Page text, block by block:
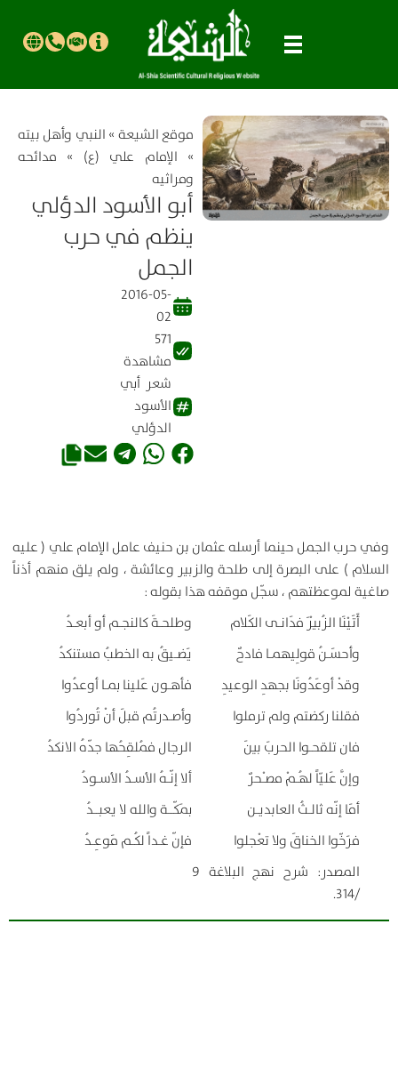
موقع الشیعة » النبي وأهل بيته
» الإمام علي (ع) » مدائحه
ومراثيه
أبو الأسود الدؤلي
ينظم في حرب
الجمل
2016-05-
02
571
مشاهدة
شعر أبي
الأسود
الدؤلي
وفي حرب الجمل حينما أرسله عثمان بن حنيف عامل الإمام علي ( عليه
السلام ) على البصرة إلى طلحة والزبير وعائشة ، ولم يلق منهم أذناً
صاغية لموعظتهم ، سجّل موقفه هذا بقوله :
وطلحـةَ كالنجـم أو أبعـدُ
يَضـيقُ به الخطبُ مستنكدُ
فأهـون عَلينا بمـا أوعدُوا
وأصـدرتُم قبلَ أنْ تُوردُوا
الرجال فمُلقِحُها جدّهُ الانكدُ
ألا إنّـهُ الأسـدُ الأسـودُ
بمَكّــة والله لا يعبــدُ
فإنّ غـداً لكُـم مَوعِـدُ
أَتَيْنَا الزُبيْرَ فدَانـى الكَلام
وأحسَـنُ قولِيهمـا فادحٌ
وقدْ أوعَدُونَا بجهدِ الوعيدِ
فقلنا ركضتم ولم ترملوا
فان تلقحـوا الحربَ بينَ
وإنَّ عَليّاً لهُـمْ مصـْحرٌ
أمَا إنّه ثالـثُ العابديـن
فرَخّوا الخناقَ ولا تعْجلوا
المصدر: شرح نهج البلاغة 9
/314.